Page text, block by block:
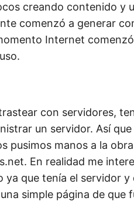
creando contenido y
comenzó a generar
Internet
con servidores,
un servidor. Así que
pusimos manos a la
En realidad me
que tenía el servidor y
simple página de que